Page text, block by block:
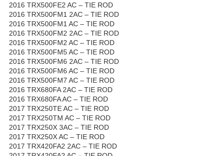
2016 TRX500FE2 AC – TIE ROD
2016 TRX500FM1 2AC – TIE ROD
2016 TRX500FM1 AC – TIE ROD
2016 TRX500FM2 2AC – TIE ROD
2016 TRX500FM2 AC – TIE ROD
2016 TRX500FM5 AC – TIE ROD
2016 TRX500FM6 2AC – TIE ROD
2016 TRX500FM6 AC – TIE ROD
2016 TRX500FM7 AC – TIE ROD
2016 TRX680FA 2AC – TIE ROD
2016 TRX680FA AC – TIE ROD
2017 TRX250TE AC – TIE ROD
2017 TRX250TM AC – TIE ROD
2017 TRX250X 3AC – TIE ROD
2017 TRX250X AC – TIE ROD
2017 TRX420FA2 2AC – TIE ROD